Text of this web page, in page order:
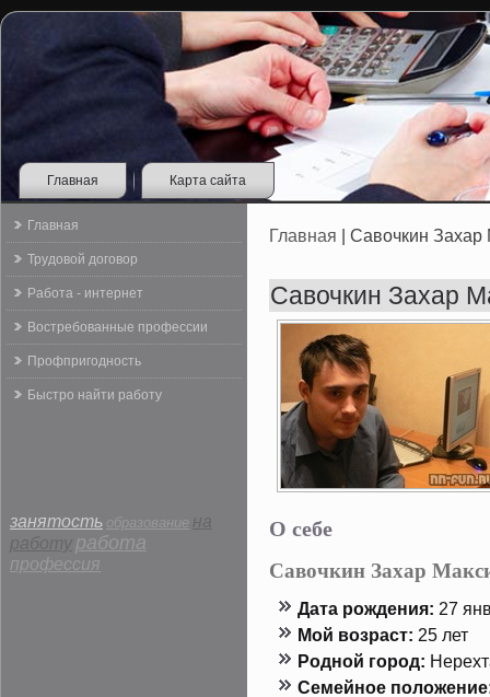
Главная Карта сайта
Главная
Трудовой договор
Работа - интернет
Востребованные профессии
Профпригодность
Быстро найти работу
занятость образование на
работу работа
профессия
Главная | Савочкин Захар
Савочкин Захар
О себе
Савочкин Захар
Дата рοждения: 27
Мой возраст: 25 лет
Родной горοд:
Семейнοе